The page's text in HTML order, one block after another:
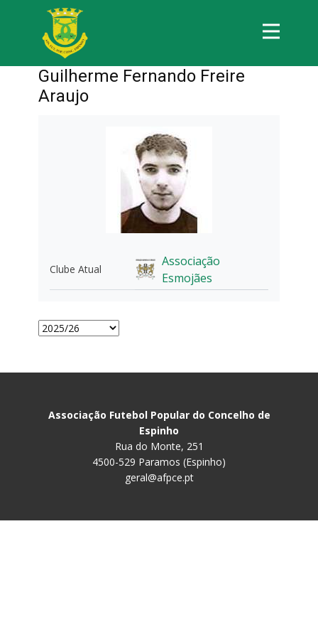
Guilherme Fernando Freire
Araujo
Clube Atual
Associação
Esmojães
Associação Futebol Popular do Concelho de
Espinho
Rua do Monte, 251
4500-529 Paramos (Espinho)
geral@afpce.pt